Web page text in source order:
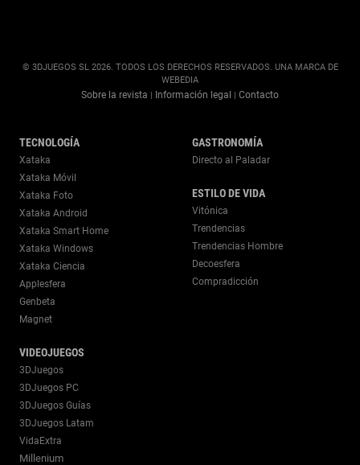
© 3DJUEGOS SL 2026. TODOS LOS DERECHOS RESERVADOS. UNA MARCA DE
WEBEDIA
Sobre la revista | Información legal | Contacto
TECNOLOGÍA
Xataka
Xataka Móvil
Xataka Foto
Xataka Android
Xataka Smart Home
Xataka Windows
Xataka Ciencia
Applesfera
Genbeta
Magnet
VIDEOJUEGOS
3DJuegos
3DJuegos PC
3DJuegos Guías
3DJuegos Latam
VidaExtra
Millenium
GASTRONOMÍA
Directo al Paladar
ESTILO DE VIDA
Vitónica
Trendencias
Trendencias Hombre
Decoesfera
Compradicción